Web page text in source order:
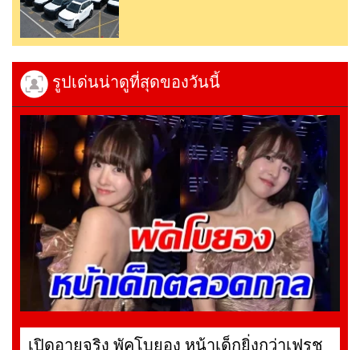
รูปเด่นน่าดูที่สุดของวันนี้
เปิดอายุจริง พัคโบยอง หน้าเด็กยิ่งกว่าเฟรช